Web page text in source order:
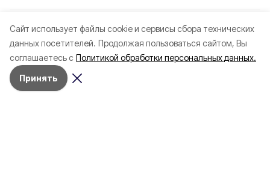
Cайт использует файлы cookie и сервисы сбора технических
данных посетителей. Продолжая пользоваться сайтом, Вы
соглашаетесь с Политикой обработки персональных данных.
Принять